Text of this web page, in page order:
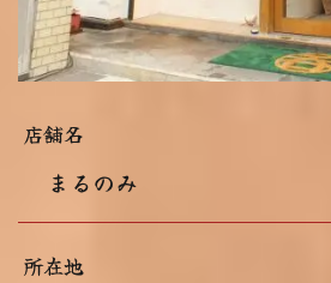
店舗名
まるのみ
所在地